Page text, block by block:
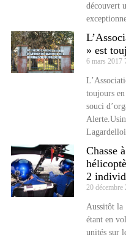
découvert
» est
6 mars 2017
toujours
souci
Chasse
2
20 décembre
Aussitôt la
étant en
unités sur